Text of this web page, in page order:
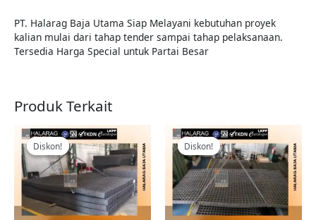
PT. Halarag Baja Utama Siap Melayani kebutuhan proyek
kalian mulai dari tahap tender sampai tahap pelaksanaan.
Tersedia Harga Special untuk Partai Besar
Produk Terkait
Diskon!
Diskon!
Harga
aslinya
adalah:
Rp1.514.000.
saat
ini
adalah:
Rp1.392.000.
Diskon!
Diskon!
Harga
aslinya
adalah:
Rp580.000.
Harga
saat
ini
adalah:
Rp489.000.